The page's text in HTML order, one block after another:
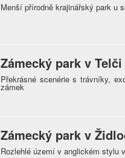
Menší přírodně krajinářský park u
Zámecký park v Telči
Překrásné scenérie s trávníky,
zámek
Zámecký park v
Rozlehlé území v anglickém stylu